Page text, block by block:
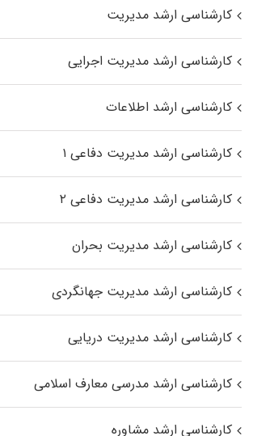
کارشناسی ارشد مدیریت
کارشناسی ارشد مدیریت اجرایی
کارشناسی ارشد اطلاعات
کارشناسی ارشد مدیریت دفاعی ۱
کارشناسی ارشد مدیریت دفاعی ۲
کارشناسی ارشد مدیریت بحران
کارشناسی ارشد مدیریت جهانگردی
کارشناسی ارشد مدیریت دریایی
کارشناسی ارشد مدرسی معارف اسلامی
کارشناسی ارشد مشاوره